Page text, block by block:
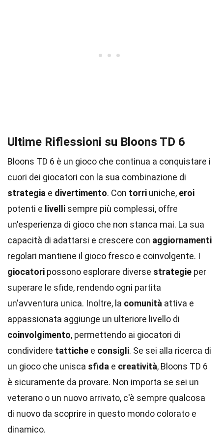
Ultime Riflessioni su Bloons TD 6
Bloons TD 6 è un gioco che continua a conquistare i
cuori dei giocatori con la sua combinazione di
strategia e divertimento. Con torri uniche, eroi
potenti e livelli sempre più complessi, offre
un'esperienza di gioco che non stanca mai. La sua
capacità di adattarsi e crescere con aggiornamenti
regolari mantiene il gioco fresco e coinvolgente. I
giocatori possono esplorare diverse strategie per
superare le sfide, rendendo ogni partita
un'avventura unica. Inoltre, la comunità attiva e
appassionata aggiunge un ulteriore livello di
coinvolgimento, permettendo ai giocatori di
condividere tattiche e consigli. Se sei alla ricerca di
un gioco che unisca sfida e creatività, Bloons TD 6
è sicuramente da provare. Non importa se sei un
veterano o un nuovo arrivato, c'è sempre qualcosa
di nuovo da scoprire in questo mondo colorato e
dinamico.